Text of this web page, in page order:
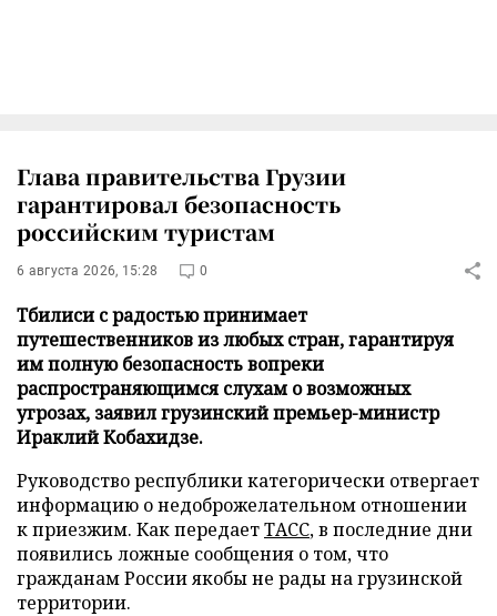
Глава правительства Грузии
гарантировал безопасность
российским туристам
6 августа 2026, 15:28 0
Тбилиси с радостью принимает
путешественников из любых стран, гарантируя
им полную безопасность вопреки
распространяющимся слухам о возможных
угрозах, заявил грузинский премьер-министр
Ираклий Кобахидзе.
Руководство республики категорически отвергает
информацию о недоброжелательном отношении
к приезжим. Как передаетТАСС, в последние дни
появились ложные сообщения о том, что
гражданам России якобы не рады на грузинской
территории.